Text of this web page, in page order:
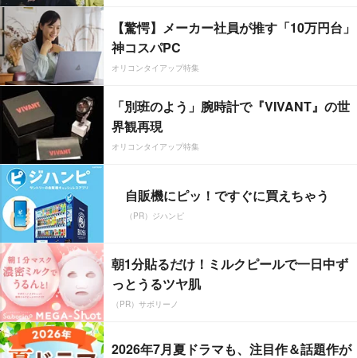
【驚愕】メーカー社員が推す「10万円台」
神コスパPC
オリコンタイアップ特集
「別班のよう」腕時計で『VIVANT』の世
界観再現
オリコンタイアップ特集
自販機にピッ！ですぐに買えちゃう
（PR）ジハンピ
朝1分貼るだけ！ミルクピールで一日中ず
っとうるツヤ肌
（PR）サボリーノ
2026年7月夏ドラマも、注目作＆話題作が